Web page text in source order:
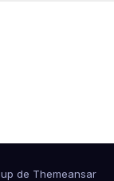
de Themeansar